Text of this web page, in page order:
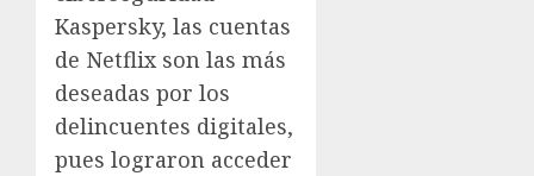
Kaspersky, las cuentas
de Netflix son las más
deseadas por los
delincuentes digitales,
pues lograron acceder